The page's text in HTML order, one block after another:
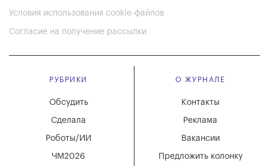
Условия использования cookie-файлов
Согласие на получение рассылки
РУБРИКИ
Обсудить
Сделала
Роботы/ИИ
ЧМ2026
О ЖУРНАЛЕ
Вакансии
Реклама
Контакты
Предложить колонку